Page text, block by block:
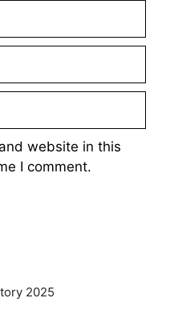
website in this
I comment.
2025